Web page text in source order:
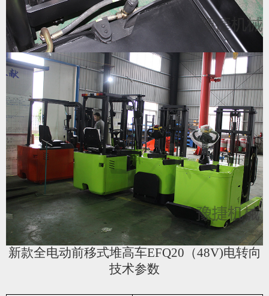
新款全电动前移式堆高车EFQ20（48V)电转向
技术参数